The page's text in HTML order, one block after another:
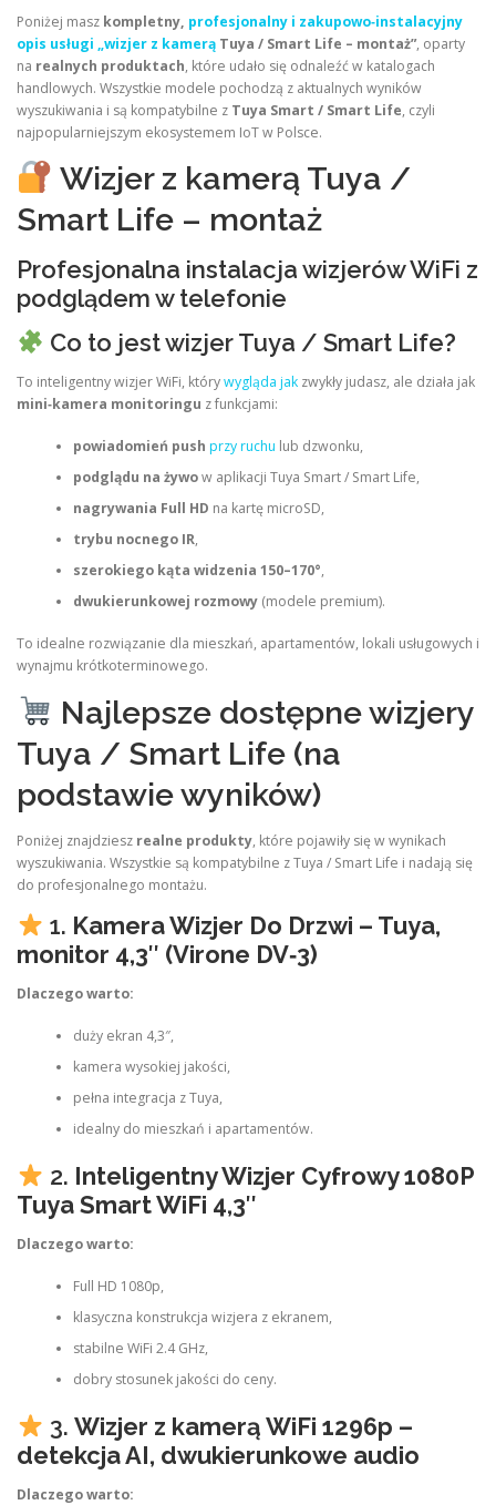
Poniżej masz kompletny, profesjonalny i zakupowo‑instalacyjny
opis usługi „wizjer z kamerą Tuya / Smart Life – montaż”, oparty
na realnych produktach, które udało się odnaleźć w katalogach
handlowych. Wszystkie modele pochodzą z aktualnych wyników
wyszukiwania i są kompatybilne z Tuya Smart / Smart Life, czyli
najpopularniejszym ekosystemem IoT w Polsce.
Wizjer z kamerą Tuya /
Smart Life – montaż
Profesjonalna instalacja wizjerów WiFi z
podglądem w telefonie
Co to jest wizjer Tuya / Smart Life?
To inteligentny wizjer WiFi, którywygląda jak zwykły judasz, ale działa jak
mini‑kamera monitoringu z funkcjami:
powiadomień push przy ruchu lub dzwonku,
podglądu na żywow aplikacji Tuya Smart / Smart Life,
nagrywania Full HD na kartę microSD,
trybu nocnego IR,
szerokiego kąta widzenia 150–170°,
dwukierunkowej rozmowy(modele premium).
To idealne rozwiązanie dla mieszkań, apartamentów, lokali usługowych i
wynajmu krótkoterminowego.
Najlepsze dostępne wizjery
Tuya / Smart Life (na
podstawie wyników)
Poniżej znajdziesz realne produkty, które pojawiły się w wynikach
wyszukiwania. Wszystkie są kompatybilne z Tuya / Smart Life i nadają się
do profesjonalnego montażu.
1. Kamera Wizjer Do Drzwi – Tuya,
monitor 4,3″ (Virone DV‑3)
Dlaczego warto:
duży ekran 4,3″,
kamera wysokiej jakości,
pełna integracja z Tuya,
idealny do mieszkań i apartamentów.
2. Inteligentny Wizjer Cyfrowy 1080P
Tuya Smart WiFi 4,3″
Dlaczego warto:
Full HD 1080p,
klasyczna konstrukcja wizjera z ekranem,
stabilne WiFi 2.4 GHz,
dobry stosunek jakości do ceny.
3. Wizjer z kamerą WiFi 1296p –
detekcja AI, dwukierunkowe audio
Dlaczego warto: